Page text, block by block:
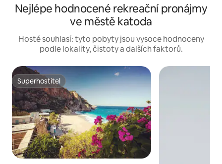
Nejlépe hodnocené rekreační pronájmy
ve městě katoda
Hosté souhlasí: tyto pobyty jsou vysoce hodnoceny
podle lokality, čistoty a dalších faktorů.
Superhostitel
Superhostitel